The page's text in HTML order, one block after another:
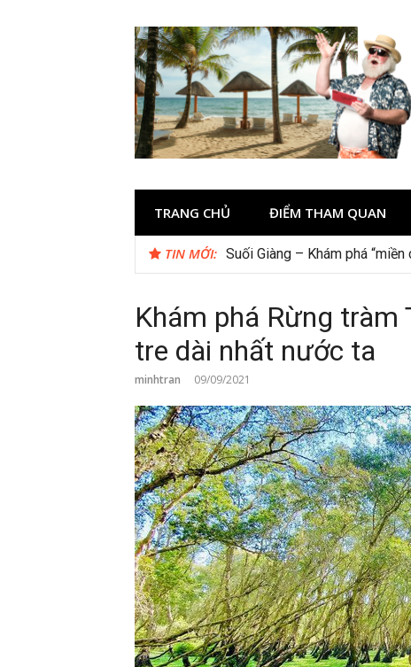
TRANG CHỦ ĐIỂM THAM QUAN
TIN MỚI: Suối Giàng – Khám phá
Checklist quán cà phê đẹp
Khám phá Rừng tràm
tre dài nhất nước ta
minhtran 09/09/2021